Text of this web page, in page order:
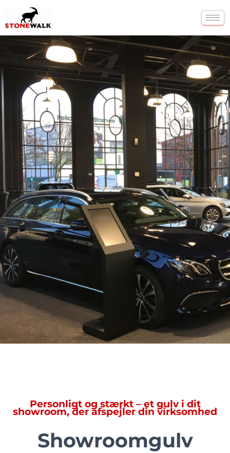
Personligt og stærkt – et gulv i dit
showroom, der afspejler din virksomhed
Showroomgulv